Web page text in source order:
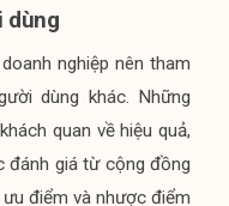
dùng
nghiệp nên tham
dùng khác. Những
quan về hiệu quả,
đánh giá từ cộng đồng
điểm và nhược điểm